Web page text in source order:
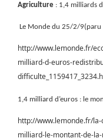
Agriculture : 1,4 milliards
Le Monde du 25/2/
http://www.lemonde.fr/
milliard-d-euros-
1,4 milliard d’euros : le
http://www.lemonde.fr/
milliard-le-montant-de-